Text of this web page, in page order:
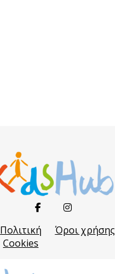
Πολιτική
Cookies
Όροι χρήσης